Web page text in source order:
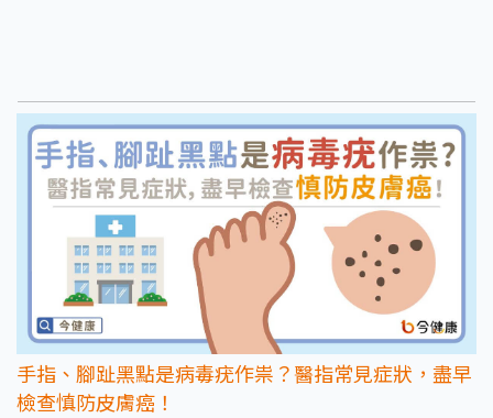
手指、腳趾黑點是病毒疣作祟？醫指常見症狀，盡早
檢查慎防皮膚癌！